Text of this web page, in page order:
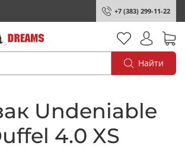
+7 (383) 299-11-22
Найти
Undeniable
4.0 XS